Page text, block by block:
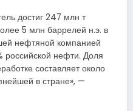
достиг 247 млн т
5 млн баррелей н.э. в
нефтяной компанией
российской нефти. Доля
составляет около
в стране», —